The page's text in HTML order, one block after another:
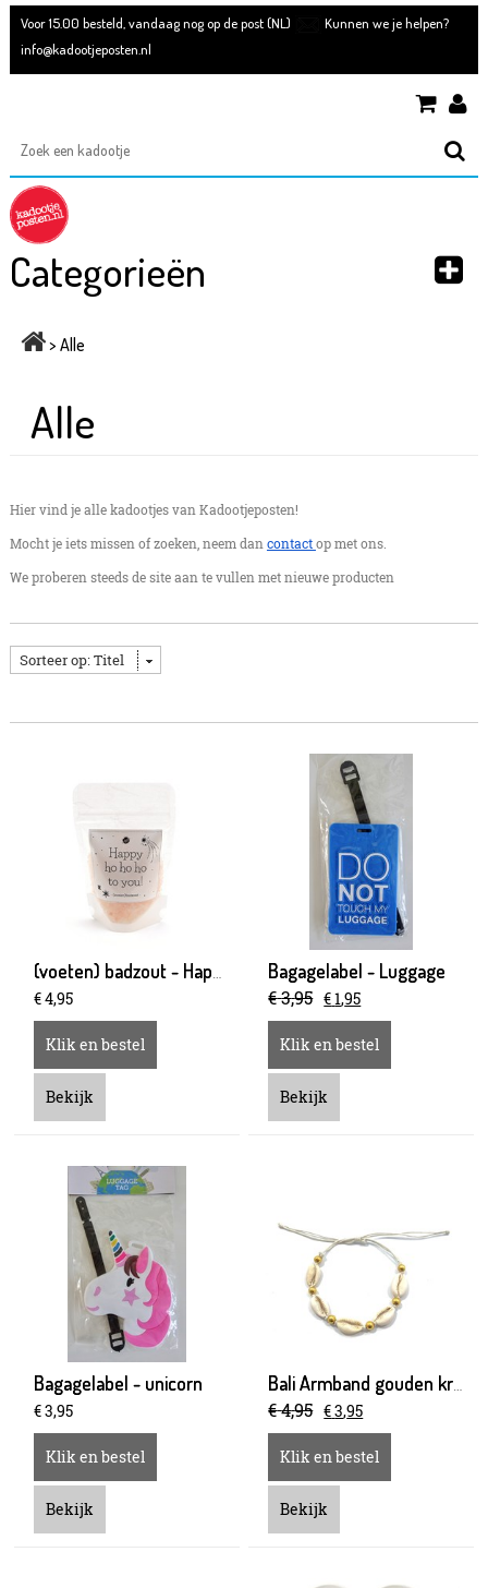
Voor 15.00 besteld, vandaag nog op de post (NL)
Kunnen we je helpen?
info@kadootjeposten.nl
Categorieën
> Alle
Alle
Hier vind je alle kadootjes van Kadootjeposten!
Mocht je iets missen of zoeken, neem dan contactop met ons.
We proberen steeds de site aan te vullen met nieuwe producten
Sorteer op: Titel
(voeten) badzout - Happy Ho Ho Ho to you
€4,95
Klik en bestel
Bekijk
Bagagelabel - Luggage
€3,95 €1,95
Klik en bestel
Bekijk
Bagagelabel - unicorn
€3,95
Klik en bestel
Bekijk
Bali Armband gouden kraal
€4,95 €3,95
Klik en bestel
Bekijk